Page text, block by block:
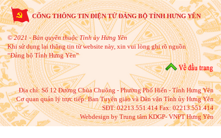
CỔNG THÔNG TIN ĐIỆN TỬ ĐẢNG BỘ TỈNH HƯNG YÊN
© 2021 - Bản quyền thuộc Tỉnh ủy Hưng Yên
Khi sử dụng lại thông tin từ website này, xin vui lòng ghi rõ nguồn
“Đảng bộ Tỉnh Hưng Yên”
Địa chỉ:Số 12 Đường Chùa Chuông - Phường Phố Hiến - Tỉnh Hưng Yên
Cơ quan quản lý trực tiếp: Ban Tuyên giáo và Dân vận Tỉnh ủy Hưng Yên
SĐT: 02213.551.414 Fax: 02213.551.414
Webdesign by Trung tâm KDGP- VNPT Hưng Yên